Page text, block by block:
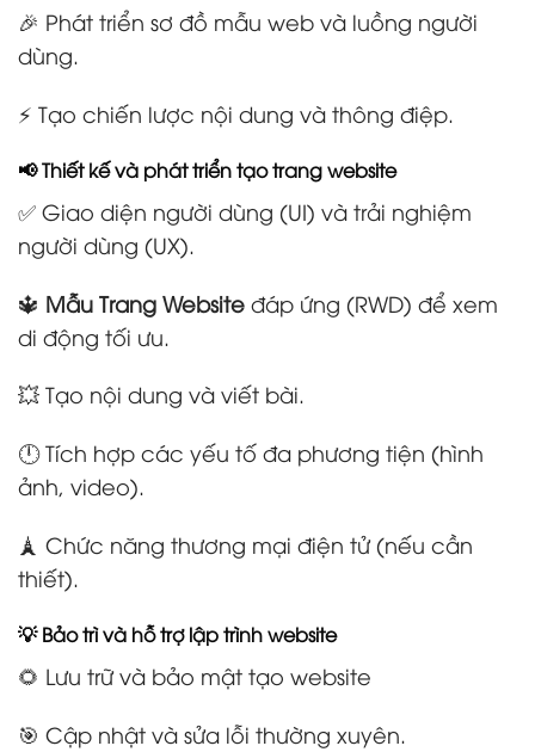
🎉 Phát triển sơ đồ mẫu web và luồng người
dùng.
⚡ Tạo chiến lược nội dung và thông điệp.
📢 Thiết kế và phát triển tạo trang website
✅ Giao diện người dùng (UI) và trải nghiệm
người dùng (UX).
🔱 Mẫu Trang Website đáp ứng (RWD) để xem
di động tối ưu.
💥 Tạo nội dung và viết bài.
🕛 Tích hợp các yếu tố đa phương tiện (hình
ảnh, video).
🗼 Chức năng thương mại điện tử (nếu cần
thiết).
💡 Bảo trì và hỗ trợ lập trình website
🌻 Lưu trữ và bảo mật tạo website
🎯 Cập nhật và sửa lỗi thường xuyên.